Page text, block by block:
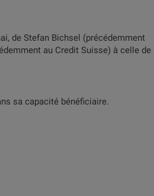
de Stefan Bichsel (précédemment
au Credit Suisse) à celle de
sa capacité bénéficiaire.